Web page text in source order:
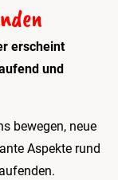
erscheint
und
bewegen, neue
Aspekte rund